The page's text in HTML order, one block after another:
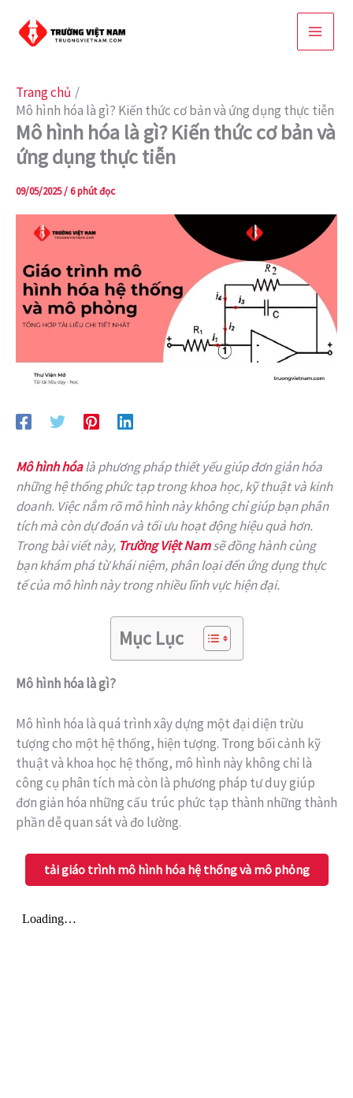
Trang chủ
Mô hình hóa là gì? Kiến thức cơ bản và ứng dụng thực tiễn
Mô hình hóa là gì? Kiến thức cơ bản và
ứng dụng thực tiễn
09/05/2025/6 phút đọc
Mô hình hóalà phương pháp thiết yếu giúp đơn giản hóa
những hệ thống phức tạp trong khoa học, kỹ thuật và kinh
doanh. Việc nắm rõ mô hình này không chỉ giúp bạn phân
tích mà còn dự đoán và tối ưu hoạt động hiệu quả hơn.
Trong bài viết này, Trường Việt Namsẽ đồng hành cùng
bạn khám phá từ khái niệm, phân loại đến ứng dụng thực
tế của mô hình này trong nhiều lĩnh vực hiện đại.
Mục Lục
Mô hình hóa là gì?
Mô hình hóa là quá trình xây dựng một đại diện trừu
tượng cho một hệ thống, hiện tượng. Trong bối cảnh kỹ
thuật và khoa học hệ thống, mô hình này không chỉ là
công cụ phân tích mà còn là phương pháp tư duy giúp
đơn giản hóa những cấu trúc phức tạp thành những thành
phần dễ quan sát và đo lường.
tải giáo trình mô hình hóa hệ thống và mô phỏng